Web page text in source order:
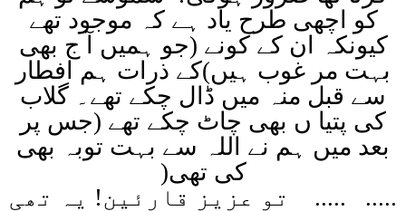
کو اچھی طرح یاد ہے کہ موجود تھے
کیونکہ ان کے کونے (جو ہمیں آ ج بھی
بہت مر غوب ہیں)کے ذرات ہم افطار
سے قبل منہ میں ڈال چکے تھے۔ گلاب
کی پتیا ں بھی چاٹ چکے تھے (جس پر
بعد میں ہم نے اللہ سے بہت توبہ بھی
کی تھی)
.....
.....
تو عزیز قارئین! یہ تھی